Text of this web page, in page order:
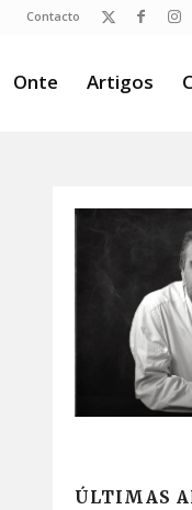
Contacto
Onte Artigos
ÚLTIMAS